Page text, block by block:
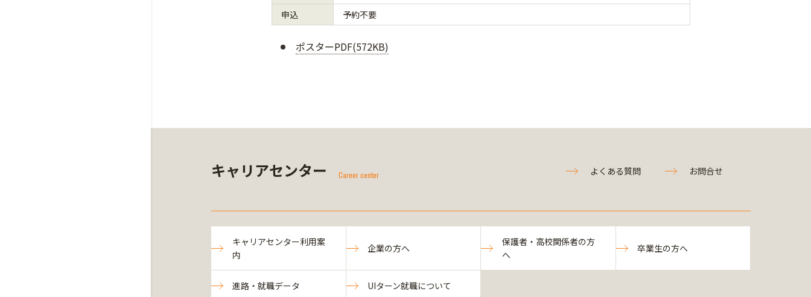
申込
予約不要
ポスターPDF(572KB)
キャリアセンター Career center よくある質問 お問合せ
キャリアセンター利用案
内
企業の方へ
保護者・高校関係者の方
へ
卒業生の方へ
進路・就職データ UIターン就職について